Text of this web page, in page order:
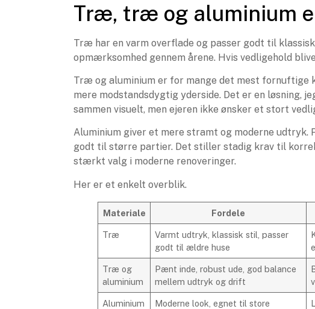
Træ, træ og aluminium
Træ har en varm overflade og passer godt til
opmærksomhed gennem årene. Hvis vedligehold
Træ og aluminium er for mange det mest
mere modstandsdygtig yderside. Det er en løsning,
sammen visuelt, men ejeren ikke ønsker et stort
Aluminium giver et mere stramt og moderne
godt til større partier. Det stiller stadig krav til
stærkt valg i moderne renoveringer.
Her er et enkelt overblik.
Materiale Fordele
Træ
Varmt udtryk, klassisk stil, passer
godt til ældre huse
Træ og
aluminium
Pænt inde, robust ude, god balance
mellem udtryk og drift
Aluminium
Moderne look, egnet til store